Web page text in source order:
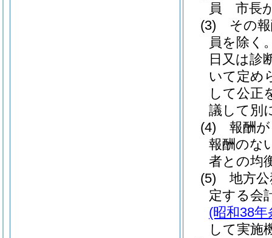
員 市長
(3)
その
員を除く
日又は診
いて定め
して公正
議して別
(4)
報酬
報酬のな
者との均
(5)
地方
定する会
(昭和38
して実施